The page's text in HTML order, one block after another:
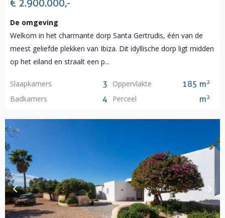
€ 2.900.000,-
De omgeving
Welkom in het charmante dorp Santa Gertrudis, één van de
meest geliefde plekken van Ibiza. Dit idyllische dorp ligt midden
op het eiland en straalt een p...
Slaapkamers 3 Oppervlakte 185 m2
Badkamers 4 Perceel m2